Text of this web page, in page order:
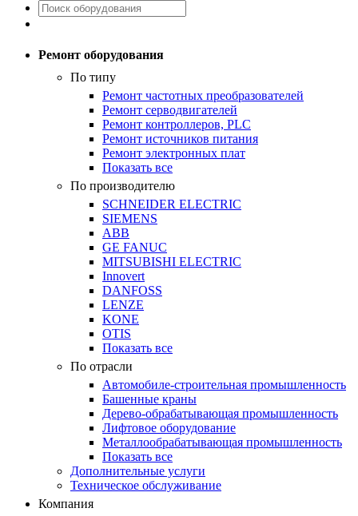
Ремонт оборудования
По типу
Ремонт частотных преобразователей
Ремонт серводвигателей
Ремонт контроллеров, PLC
Ремонт источников питания
Ремонт электронных плат
Показать все
По производителю
SCHNEIDER ELECTRIC
SIEMENS
ABB
GE FANUC
MITSUBISHI ELECTRIC
Innovert
DANFOSS
LENZE
KONE
OTIS
Показать все
По отрасли
Автомобиле-строительная промышленность
Башенные краны
Дерево-обрабатывающая промышленность
Лифтовое оборудование
Металлообрабатывающая промышленность
Показать все
Дополнительные услуги
Техническое обслуживание
Компания